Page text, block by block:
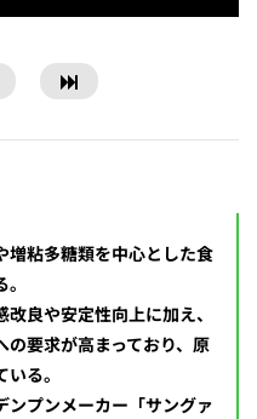
増粘多糖類を中心とした食
良や安定性向上に加え、
の要求が高まっており、原
る。
ンプンメーカー「サングァ